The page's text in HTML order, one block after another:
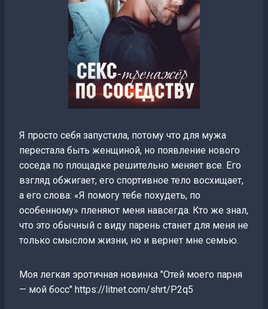
Я просто себя запустила, потому что для мужа
перестала быть женщиной, но появление нового
соседа по площадке решительно меняет все. Его
взгляд обжигает, его спортивное тело восхищает,
а его слова: «Я помогу тебе похудеть, по
особенному» пленяют меня навсегда. Кто же знал,
что это обычный с виду парень станет для меня не
только смыслом жизни, но и вернет мне семью.
Моя легкая эротичная новинка "Отей моего парня
— мой босс" https://litnet.com/shrt/P2q5